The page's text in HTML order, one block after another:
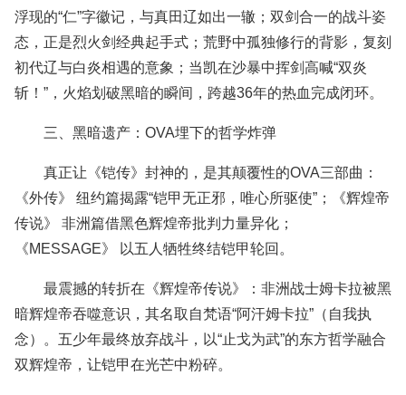
浮现的“仁”字徽记，与真田辽如出一辙；双剑合一的战斗姿
态，正是烈火剑经典起手式；荒野中孤独修行的背影，复刻
初代辽与白炎相遇的意象；当凯在沙暴中挥剑高喊“双炎
斩！”，火焰划破黑暗的瞬间，跨越36年的热血完成闭环。
三、黑暗遗产：OVA埋下的哲学炸弹
真正让《铠传》封神的，是其颠覆性的OVA三部曲：
《外传》 纽约篇揭露“铠甲无正邪，唯心所驱使”；《辉煌帝
传说》 非洲篇借黑色辉煌帝批判力量异化；
《MESSAGE》 以五人牺牲终结铠甲轮回。
最震撼的转折在《辉煌帝传说》：非洲战士姆卡拉被黑
暗辉煌帝吞噬意识，其名取自梵语“阿汗姆卡拉”（自我执
念）。五少年最终放弃战斗，以“止戈为武”的东方哲学融合
双辉煌帝，让铠甲在光芒中粉碎。